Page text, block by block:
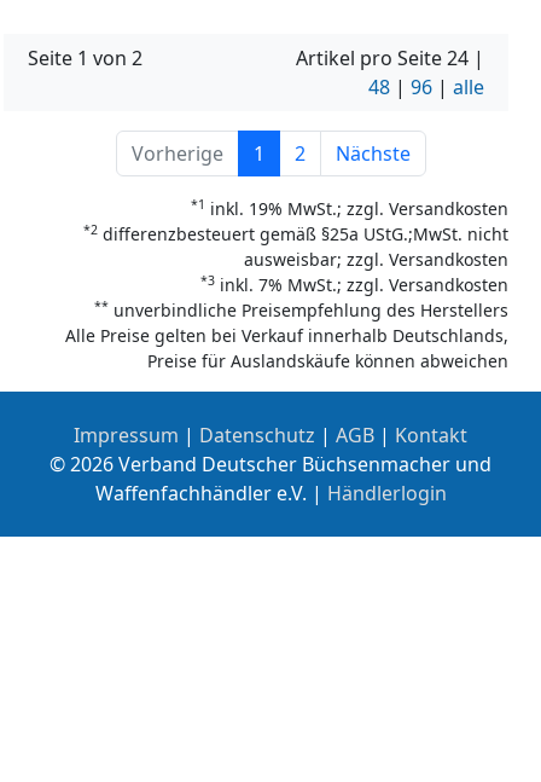
Seite 1 von 2 Artikel pro Seite24 |
48 | 96 | alle
Vorherige 1 2 Nächste
*1 inkl. 19% MwSt.; zzgl. Versandkosten
*2 differenzbesteuert gemäß §25a UStG.;MwSt. nicht
ausweisbar; zzgl. Versandkosten
*3 inkl. 7% MwSt.; zzgl. Versandkosten
** unverbindliche Preisempfehlung des Herstellers
Alle Preise gelten bei Verkauf innerhalb Deutschlands,
Preise für Auslandskäufe können abweichen
Impressum | Datenschutz | AGB | Kontakt
© 2026 Verband Deutscher Büchsenmacher und
Waffenfachhändler e.V. | Händlerlogin